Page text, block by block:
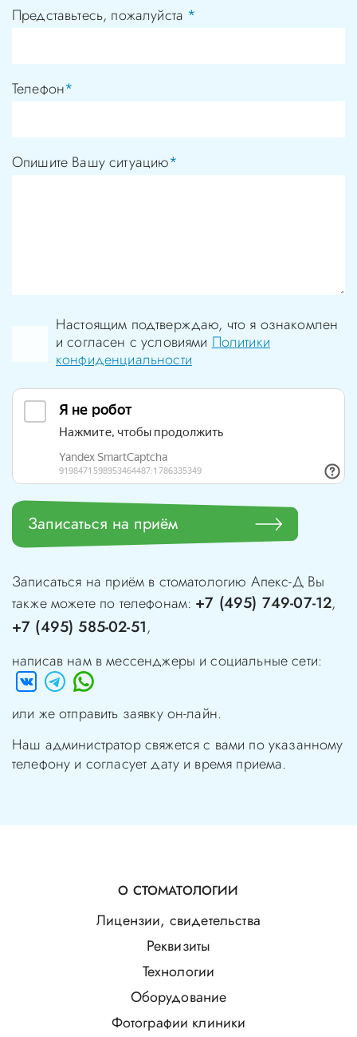
Представьтесь, пожалуйста *
Телефон*
Опишите Вашу ситуацию*
Настоящим подтверждаю, что я ознакомлен
и согласен с условиямиПолитики
конфиденциальности
Записаться на приём
Записаться на приём в стоматологию Апекс-ДВы
также можете по телефонам: +7 (495) 749-07-12,
+7 (495) 585-02-51,
написав нам в мессенджеры и социальные сети:
или же отправить заявку он-лайн.
Наш администратор свяжется с вами по указанному
телефону и согласует дату и время приема.
О СТОМАТОЛОГИИ
Лицензии, свидетельства
Реквизиты
Технологии
Оборудование
Фотографии клиники